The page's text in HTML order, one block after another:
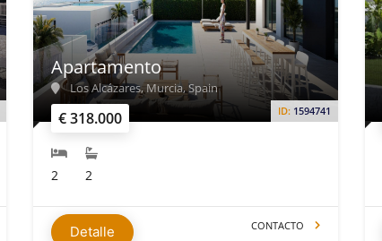
€ 318.000 ID: 1594741
Apartamento
Los Alcázares, Murcia, Spain
2 2
Detalle CONTACTO